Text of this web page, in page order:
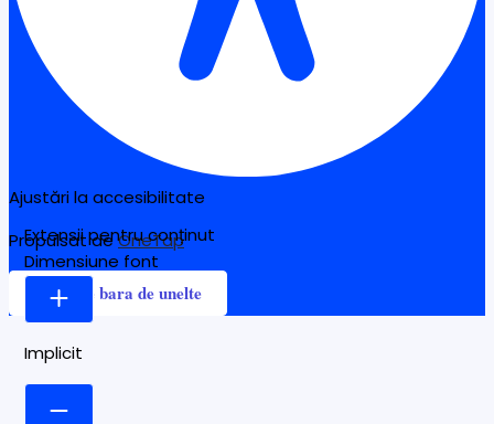
Ajustări la accesibilitate
Propulsat deOneTap
Ascunde bara de unelte
Extensii pentru conținut
Dimensiune font
Implicit